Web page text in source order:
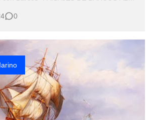
(OLEOS DE MARINAS) “El paisaje
d…
0